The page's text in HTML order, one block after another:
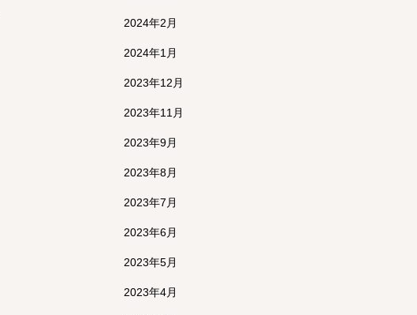
2024年2月
2024年1月
2023年12月
2023年11月
2023年9月
2023年8月
2023年7月
2023年6月
2023年5月
2023年4月